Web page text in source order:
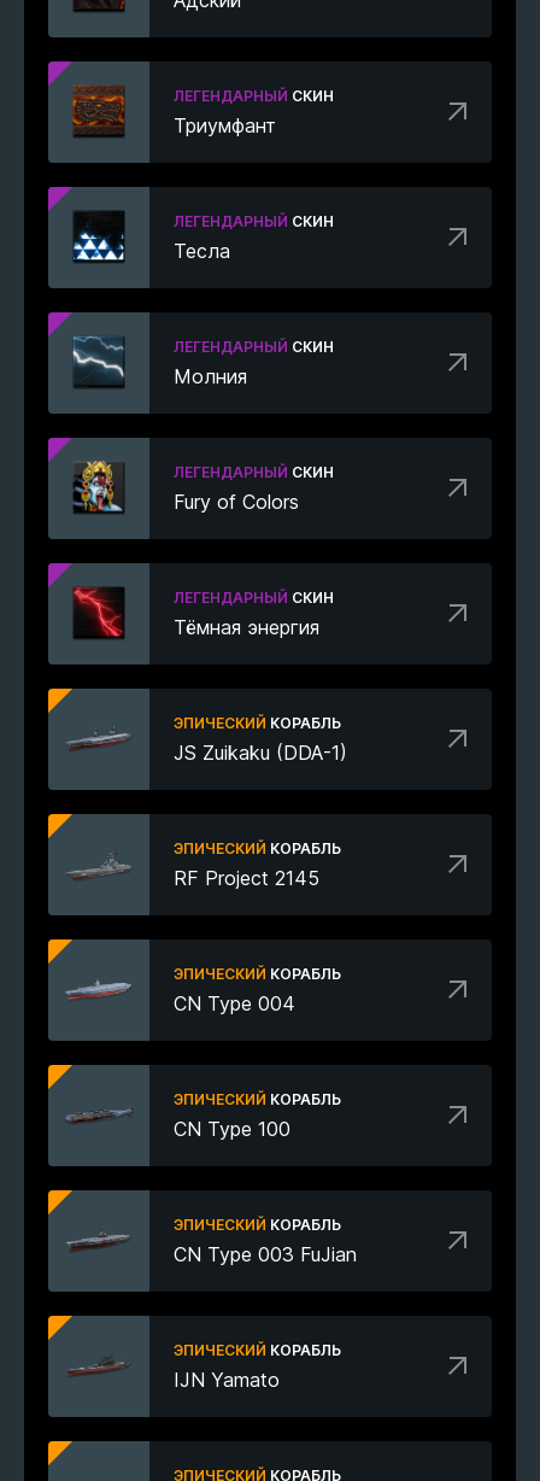
ЛЕГЕНДАРНЫЙ СКИН
Триумфант
ЛЕГЕНДАРНЫЙ СКИН
Тесла
ЛЕГЕНДАРНЫЙ СКИН
Молния
ЛЕГЕНДАРНЫЙ СКИН
Fury of Colors
ЛЕГЕНДАРНЫЙ СКИН
Тёмная энергия
ЭПИЧЕСКИЙ КОРАБЛЬ
JS Zuikaku (DDA-1)
ЭПИЧЕСКИЙ КОРАБЛЬ
RF Project 2145
ЭПИЧЕСКИЙ КОРАБЛЬ
CN Type 004
ЭПИЧЕСКИЙ КОРАБЛЬ
CN Type 100
ЭПИЧЕСКИЙ КОРАБЛЬ
CN Type 003 FuJian
ЭПИЧЕСКИЙ КОРАБЛЬ
IJN Yamato
ЭПИЧЕСКИЙ КОРАБЛЬ